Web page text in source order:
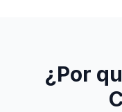
¿Por